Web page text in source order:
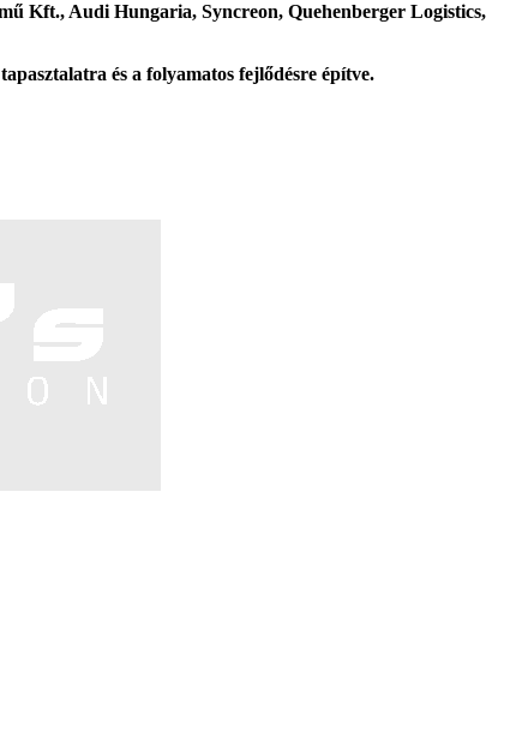
Kft., Audi Hungaria, Syncreon, Quehenberger Logistics,
és a folyamatos fejlődésre építve.